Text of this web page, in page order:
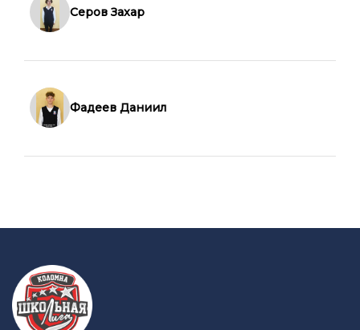
Серов Захар
Фадеев Даниил